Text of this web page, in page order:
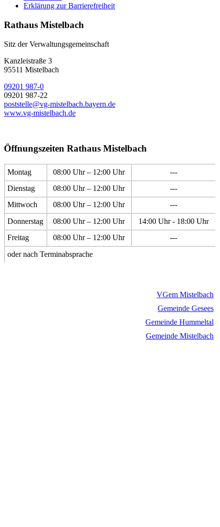
Erklärung zur Barrierefreiheit
Rathaus Mistelbach
Sitz der Verwaltungsgemeinschaft
Kanzleistraße 3
95511 Mistelbach
09201 987-0
09201 987-22
poststelle@vg-mistelbach.bayern.de
www.vg-mistelbach.de
Öffnungszeiten Rathaus Mistelbach
Montag 08:00 Uhr – 12:00 Uhr
---
Dienstag
08:00 Uhr – 12:00 Uhr
---
Mittwoch
08:00 Uhr – 12:00 Uhr
---
Donnerstag
08:00 Uhr – 12:00 Uhr
14:00 Uhr - 18:00 Uhr
Freitag
08:00 Uhr – 12:00 Uhr
---
oder nach Terminabsprache
VGem Mistelbach
Gemeinde Gesees
Gemeinde Hummeltal
Gemeinde Mistelbach